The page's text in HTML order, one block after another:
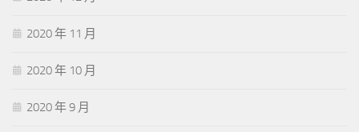
2020 年 11 月
2020 年 10 月
2020 年 9 月